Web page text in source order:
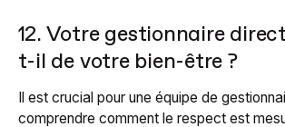
12. Votre gestionnaire
t-il de votre bien-être ?
Il est crucial pour une équipe de
comprendre comment le respect est